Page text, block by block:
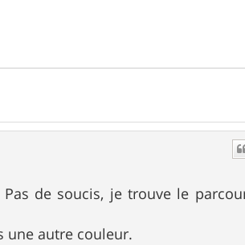
de soucis, je trouve le
une autre couleur.